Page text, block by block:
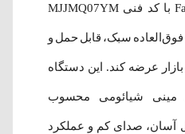
Fascia Gun 3 Mini Edition با کد فنی MJJMQ07YM
سبک، قابل حمل و
عرضه کند. این دستگاه
مینی شیائومی محسوب
آسان، صدای کم و عملکرد